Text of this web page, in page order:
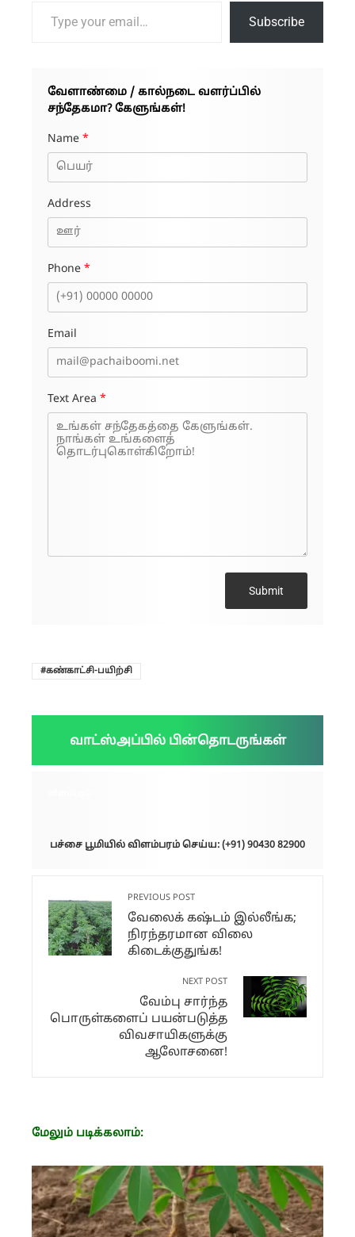
Subscribe
வேளாண்மை / கால்நடை வளர்ப்பில்
சந்தேகமா? கேளுங்கள்!
Name *
Address
Phone *
Email
Text Area *
Submit
கண்காட்சி-பயிற்சி
வாட்ஸ்அப்பில் பின்தொடருங்கள்
பச்சை பூமியில் விளம்பரம் செய்ய: (+91) 90430 82900
PREVIOUS POST
வேலைக் கஷ்டம் இல்லீங்க;
நிரந்தரமான விலை
கிடைக்குதுங்க!
NEXT POST
வேம்பு சார்ந்த
பொருள்களைப் பயன்படுத்த
விவசாயிகளுக்கு
ஆலோசனை!
மேலும் படிக்கலாம்: